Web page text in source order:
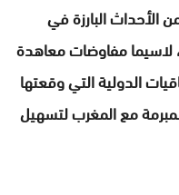
الأحداث البارزة في
لاسيما مفاوضات معاهدة
الدولية التي وقعتها
مع المغرب لتسهيل